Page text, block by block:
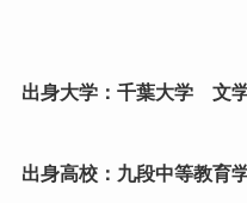
出身大学：千葉大学 文
出身高校：九段中等教育